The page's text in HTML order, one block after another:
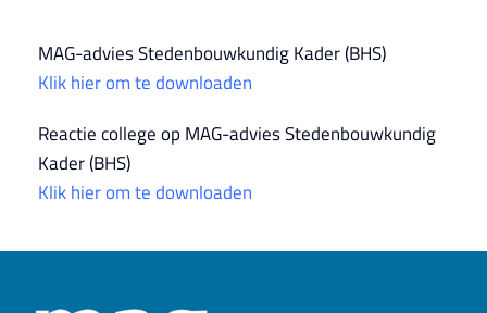
MAG-advies Stedenbouwkundig Kader (BHS)
Klik hier om te downloaden
Reactie college op MAG-advies Stedenbouwkundig
Kader (BHS)
Klik hier om te downloaden